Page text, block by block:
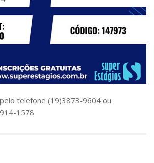
telefone (19)3873-9604 ou
1578